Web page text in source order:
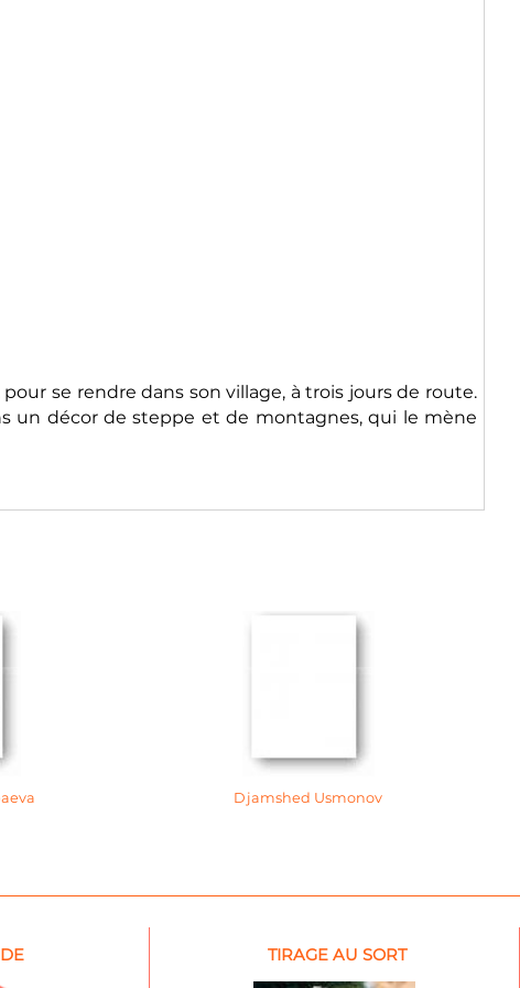
se rendre dans son village, à trois jours de route.
un décor de steppe et de montagnes, qui le mène
Djamshed Usmonov
TIRAGE AU SORT